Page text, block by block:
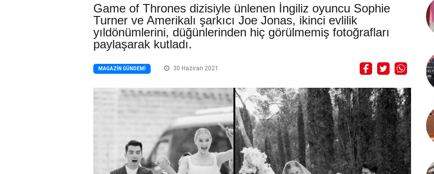
Game of Thrones dizisiyle ünlenen İngiliz oyuncu Sophie
Turner ve Amerikalı şarkıcı Joe Jonas, ikinci evlilik
yıldönümlerini, düğünlerinden hiç görülmemiş fotoğrafları
paylaşarak kutladı.
MAGAZIN GÜNDEMI 30 Haziran 2021